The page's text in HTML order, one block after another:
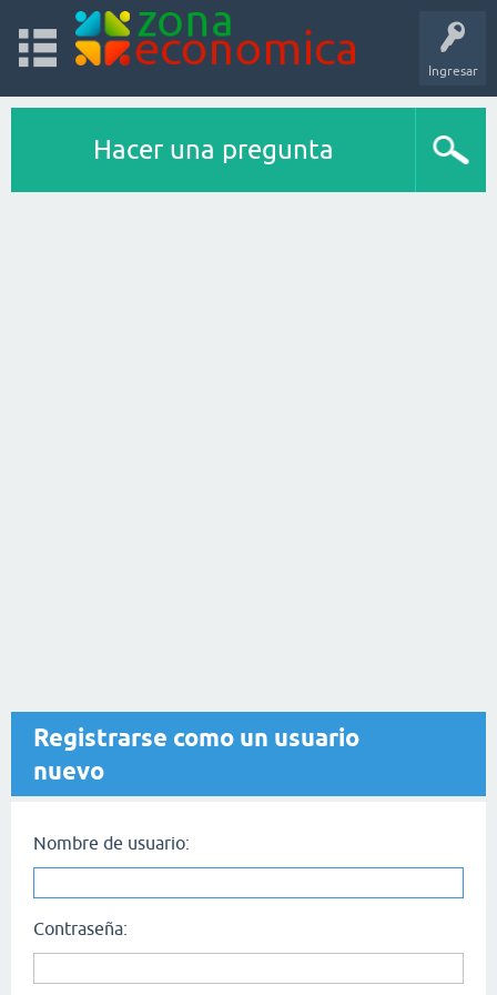
Ingresar
Hacer una pregunta
Registrarse como un usuario
nuevo
Nombre de usuario:
Contraseña: